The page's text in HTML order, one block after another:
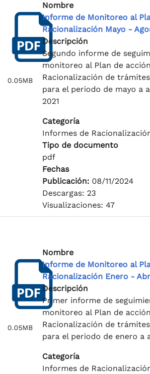
0.05MB
Nombre
Informe de Monitoreo al
Racionalización Mayo -
Descripción
Segundo informe de
monitoreo al Plan de
Racionalización de
para el periodo de mayo a
2021
Categoría
Informes de
Tipo de documento
pdf
Fechas
Publicación: 08/11/2024
Descargas: 23
Visualizaciones: 47
0.05MB
Nombre
Informe de Monitoreo al
Racionalización Enero -
Descripción
Primer informe de
monitoreo al Plan de
Racionalización de
para el periodo de enero a
Categoría
Informes de